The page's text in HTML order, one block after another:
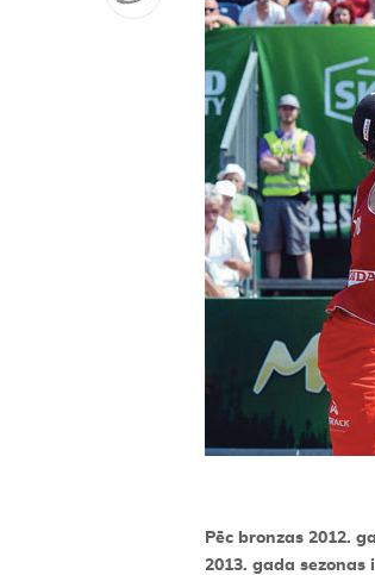
Pēc bronzas 2012.
2013. gada